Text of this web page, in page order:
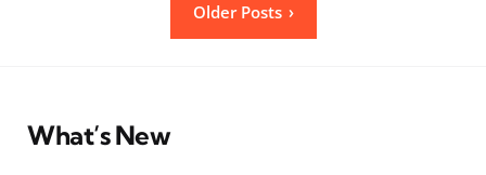
Older Posts
What’s New